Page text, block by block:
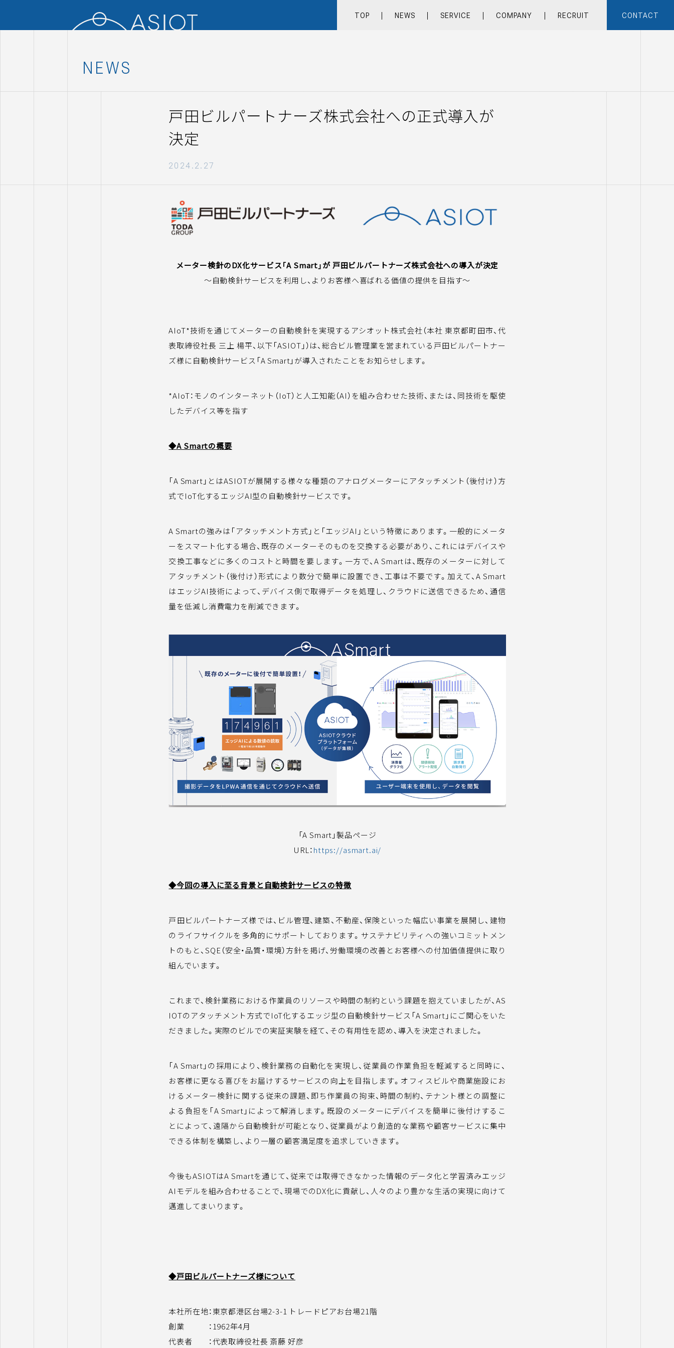
CONTACT
TOP NEWS SERVICE COMPANY RECRUIT
NEWS
戸田ビルパートナーズ株式会社への正式導入が
決定
2024.2.27
メーター検針のDX化サービス「A Smart」が 戸田ビルパートナーズ株式会社への導入が決定
～自動検針サービスを利用し、よりお客様へ喜ばれる価値の提供を目指す～
AIoT*技術を通じてメーターの自動検針を実現するアシオット株式会社（本社 東京都町田市、代
表取締役社長 三上 楊平、以下「ASIOT」）は、総合ビル管理業を営まれている戸田ビルパートナー
ズ様に自動検針サービス「A Smart」が導入されたことをお知らせします。
*AIoT：モノのインターネット（IoT）と人工知能（AI）を組み合わせた技術、または、同技術を駆使
したデバイス等を指す
◆A Smartの概要
「A Smart」とはASIOTが展開する様々な種類のアナログメーターにアタッチメント（後付け）方
式でIoT化するエッジAI型の自動検針サービスです。
A Smartの強みは「アタッチメント方式」と「エッジAI」という特徴にあります。一般的にメータ
ーをスマート化する場合、既存のメーターそのものを交換する必要があり、これにはデバイスや
交換工事などに多くのコストと時間を要します。一方で、A Smartは、既存のメーターに対して
アタッチメント（後付け）形式により数分で簡単に設置でき、工事は不要です。加えて、A Smart
はエッジAI技術によって、デバイス側で取得データを処理し、クラウドに送信できるため、通信
量を低減し消費電力を削減できます。
「A Smart」製品ページ
URL：https://asmart.ai/
◆今回の導入に至る背景と自動検針サービスの特徴
戸田ビルパートナーズ様では、ビル管理、建築、不動産、保険といった幅広い事業を展開し、建物
のライフサイクルを多角的にサポートしております。サステナビリティへの強いコミットメン
トのもと、SQE（安全・品質・環境）方針を掲げ、労働環境の改善とお客様への付加価値提供に取り
組んでいます。
これまで、検針業務における作業員のリソースや時間の制約という課題を抱えていましたが、AS
IOTのアタッチメント方式でIoT化するエッジ型の自動検針サービス「A Smart」にご関心をいた
だきました。実際のビルでの実証実験を経て、その有用性を認め、導入を決定されました。
「A Smart」の採用により、検針業務の自動化を実現し、従業員の作業負担を軽減すると同時に、
お客様に更なる喜びをお届けするサービスの向上を目指します。オフィスビルや商業施設にお
けるメーター検針に関する従来の課題、即ち作業員の拘束、時間の制約、テナント様との調整に
よる負担を「A Smart」によって解消します。既設のメーターにデバイスを簡単に後付けするこ
とによって、遠隔から自動検針が可能となり、従業員がより創造的な業務や顧客サービスに集中
できる体制を構築し、より一層の顧客満足度を追求していきます。
今後もASIOTはA Smartを通じて、従来では取得できなかった情報のデータ化と学習済みエッジ
AIモデルを組み合わせることで、現場でのDX化に貢献し、人々のより豊かな生活の実現に向けて
邁進してまいります。
◆戸田ビルパートナーズ様について
本社所在地：東京都港区台場2-3-1 トレードピアお台場21階
創業 ：1962年4月
代表者 ：代表取締役社長 斎藤 好彦
SERVICE
CONTACT